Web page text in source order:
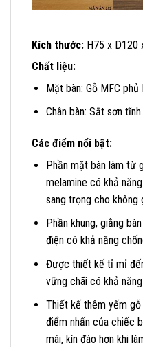
Kích thước: H75 x D120
Chất liệu:
Mặt bàn: Gỗ MFC phủ
Chân bàn: Sắt sơn tĩnh
Các điểm nổi bật:
Phần mặt bàn làm từ
melamine có khả
sang trọng cho không
Phần khung, giằng
điện có khả năng
Được thiết kế tỉ mỉ
vững chãi có khả
Thiết kế thêm yếm
điểm nhấn của chiếc
mái, kín đáo hơn khi